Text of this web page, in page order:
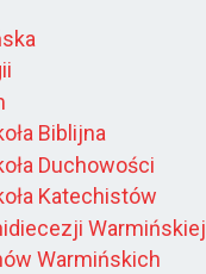
Biblijna
Duchowości
Katechistów
Warmińskiej
Warmińskich